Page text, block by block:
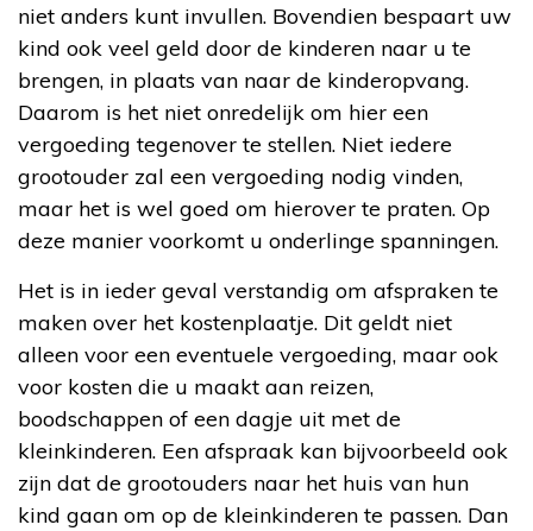
niet anders kunt invullen. Bovendien bespaart uw
kind ook veel geld door de kinderen naar u te
brengen, in plaats van naar de kinderopvang.
Daarom is het niet onredelijk om hier een
vergoeding tegenover te stellen. Niet iedere
grootouder zal een vergoeding nodig vinden,
maar het is wel goed om hierover te praten. Op
deze manier voorkomt u onderlinge spanningen.
Het is in ieder geval verstandig om afspraken te
maken over het kostenplaatje. Dit geldt niet
alleen voor een eventuele vergoeding, maar ook
voor kosten die u maakt aan reizen,
boodschappen of een dagje uit met de
kleinkinderen. Een afspraak kan bijvoorbeeld ook
zijn dat de grootouders naar het huis van hun
kind gaan om op de kleinkinderen te passen. Dan